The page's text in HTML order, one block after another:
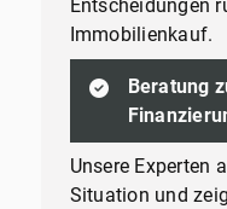
Entscheidungen
Immobilienkauf.
Beratung
Unsere Experten
Situation und